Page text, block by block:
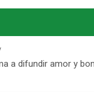
a difundir amor y